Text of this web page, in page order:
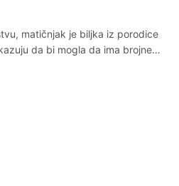
matičnjak je biljka iz porodice
da bi mogla da ima brojne…